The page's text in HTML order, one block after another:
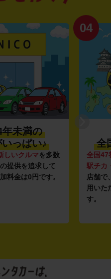
未満の
っぱい♪
しいクルマを多数
提供を追求して
料金は0円です。
04
全
全国47
駅チカ
店舗で
用いた
す。